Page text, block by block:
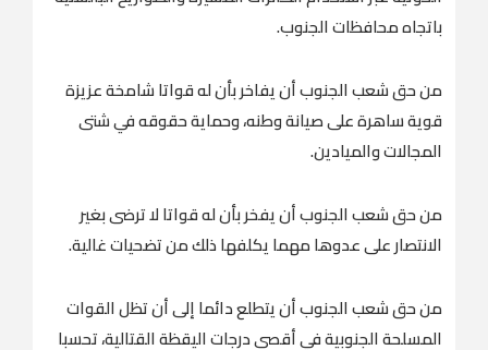
باتجاه محافظات الجنوب.
من حق شعب الجنوب أن يفاخر بأن له قواتا شامخة عزيزة
قوية ساهرة على صيانة وطنه، وحماية حقوقه في شتى
المجالات والميادين.
من حق شعب الجنوب أن يفخر بأن له قواتا لا ترضى بغير
الانتصار على عدوها مهما يكلفها ذلك من تضحيات غالية.
من حق شعب الجنوب أن يتطلع دائما إلى أن تظل القوات
المسلحة الجنوبية في أقصى درجات اليقظة القتالية، تحسبا